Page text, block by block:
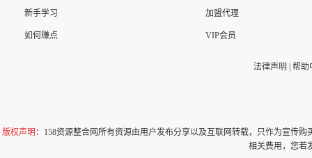
新手学习
如何赚点
加盟代理
VIP会员
法律声明 帮助
版权声明 ：158资源整合网所有资源由用户发布分享以及互联网转载，只作为宣传
相关费用，您若